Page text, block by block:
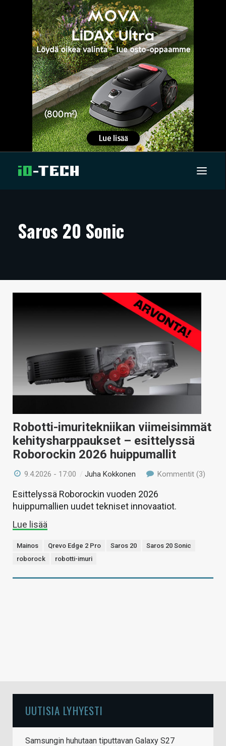
ARTIKKELIT
TECHBBS
VAIHDA TEEMA
HAKU
Saros 20 Sonic
Robotti-imuritekniikan viimeisimmät
kehitysharppaukset – esittelyssä
Roborockin 2026 huippumallit
9.4.2026 - 17:00 /Juha Kokkonen Kommentit (3)
Esittelyssä Roborockin vuoden 2026
huippumallien uudet tekniset innovaatiot.
Lue lisää
Mainos Qrevo Edge 2 Pro Saros 20
Saros 20 Sonic
roborock
robotti-imuri
UUTISIA LYHYESTI
Samsungin huhutaan tiputtavan Galaxy S27